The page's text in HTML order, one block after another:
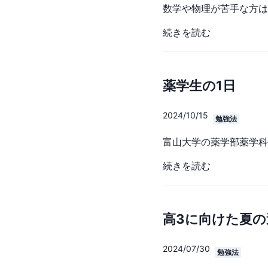
続きを読む
薬学生の1日
2024/10/15 勉強法
続きを読む
高3に向けた夏
2024/07/30 勉強法